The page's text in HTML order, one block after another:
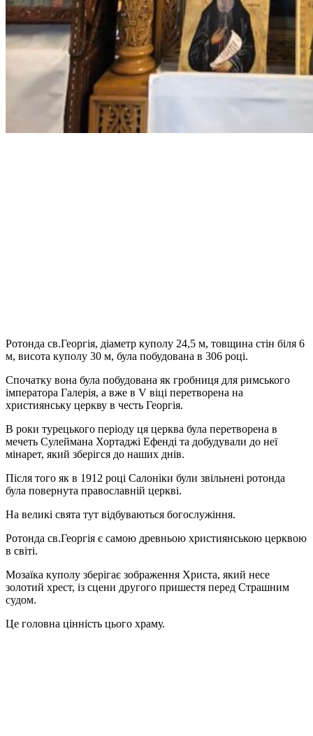
Ротонда св.Георгія, діаметр куполу 24,5 м, товщина стін біля 6
м, висота куполу 30 м, була побудована в 306 році.
Спочатку вона була побудована як гробниця для римського
імператора Галерія, а вже в V віці перетворена на
християнську церкву в честь Георгія.
В роки турецького періоду ця церква була перетворена в
мечеть Сулеймана Хортаджі Ефенді та добудували до неї
мінарет, який зберігся до наших днів.
Після того як в 1912 році Салоніки були звільнені ротонда
була повернута православній церкві.
На великі свята тут відбуваються богослужіння.
Ротонда св.Георгія є самою древньою християнською церквою
в світі.
Мозаїка куполу зберігає зображення Христа, який несе
золотий хрест, із сцени другого пришестя перед Страшним
судом.
Це головна цінність цього храму.